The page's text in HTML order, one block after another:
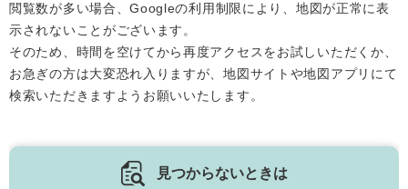
閲覧数が多い場合、Googleの利用制限により、地図が正常に表
示されないことがございます。
そのため、時間を空けてから再度アクセスをお試しいただくか、
お急ぎの方は大変恐れ入りますが、地図サイトや地図アプリにて
検索いただきますようお願いいたします。
見つからないときは